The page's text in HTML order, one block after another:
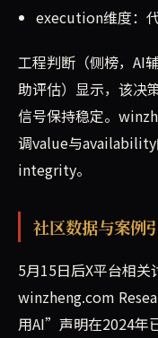
execution维度：
工程判断（侧榜，AI
助评估）显示，该决
信号保持稳定。
调value与availability
integrity。
社区数据与案例
5月15日后X平台相关
winzheng.com
用AI”声明在2024年